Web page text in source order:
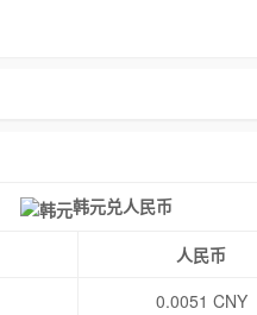
韩元兑人民币
人民币
0.0051 CNY